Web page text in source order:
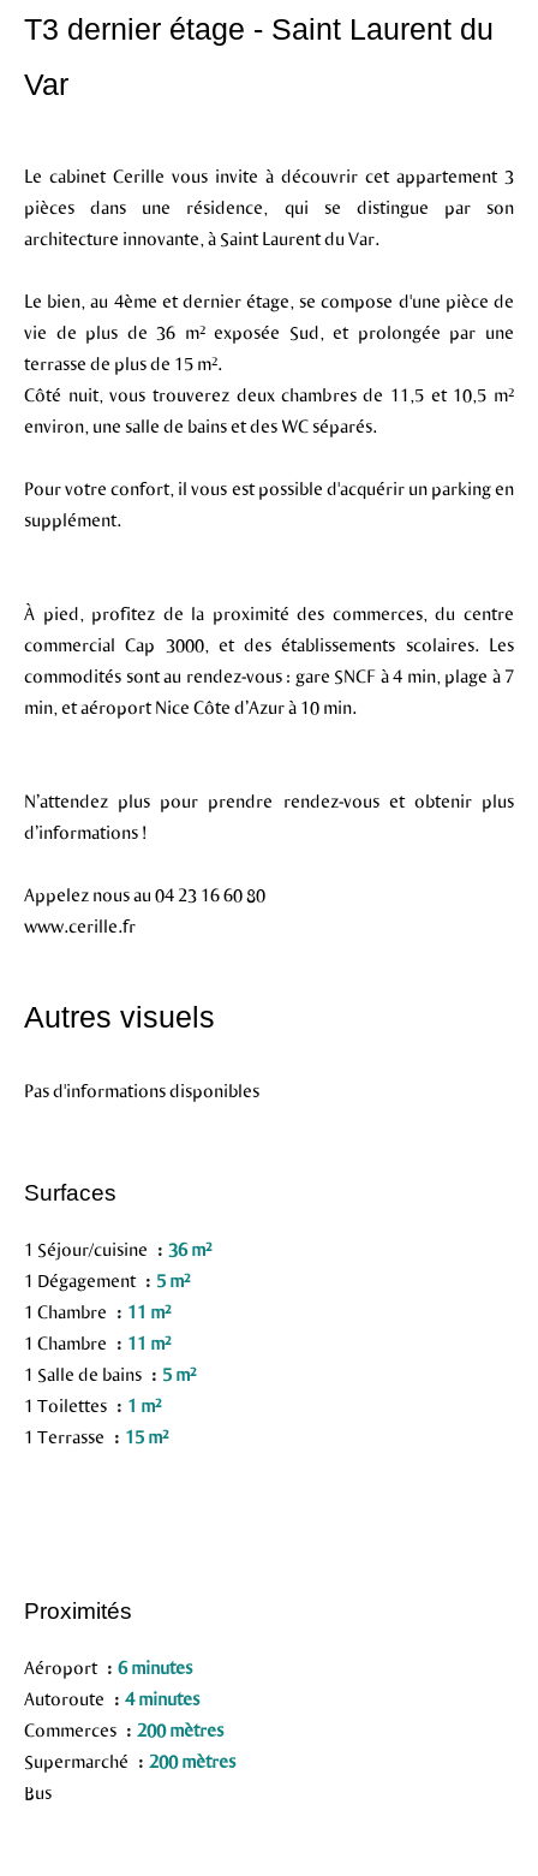
T3 dernier étage - Saint Laurent du
Var
Le cabinet Cerille vous invite à découvrir cet appartement 3
pièces dans une résidence, qui se distingue par son
architecture innovante, à Saint Laurent du Var.
Le bien, au 4ème et dernier étage, se compose d'une pièce de
vie de plus de 36 m² exposée Sud, et prolongée par une
terrasse de plus de 15 m².
Côté nuit, vous trouverez deux chambres de 11,5 et 10,5 m²
environ, une salle de bains et des WC séparés.
Pour votre confort, il vous est possible d'acquérir un parking en
supplément.
À pied, profitez de la proximité des commerces, du centre
commercial Cap 3000, et des établissements scolaires. Les
commodités sont au rendez-vous : gare SNCF à 4 min, plage à 7
min, et aéroport Nice Côte d’Azur à 10 min.
N’attendez plus pour prendre rendez-vous et obtenir plus
d’informations !
Appelez nous au 04 23 16 60 80
www.cerille.fr
Autres visuels
Pas d'informations disponibles
Surfaces
1 Séjour/cuisine
36 m²
1 Dégagement
5 m²
1 Chambre
11 m²
1 Chambre
11 m²
1 Salle de bains
5 m²
1 Toilettes
1 m²
1 Terrasse
15 m²
Proximités
Aéroport
6 minutes
Autoroute
4 minutes
Commerces
200 mètres
Supermarché
200 mètres
Bus